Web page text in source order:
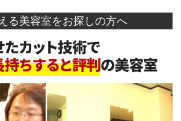
る美容室をお探しの方へ